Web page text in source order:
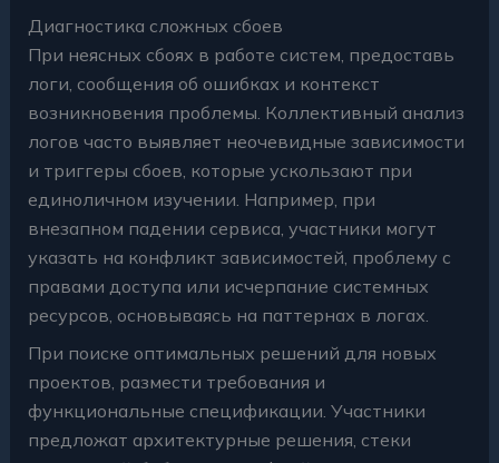
Диагностика сложных сбоев
При неясных сбоях в работе систем, предоставь
логи, сообщения об ошибках и контекст
возникновения проблемы. Коллективный анализ
логов часто выявляет неочевидные зависимости
и триггеры сбоев, которые ускользают при
единоличном изучении. Например, при
внезапном падении сервиса, участники могут
указать на конфликт зависимостей, проблему с
правами доступа или исчерпание системных
ресурсов, основываясь на паттернах в логах.
При поиске оптимальных решений для новых
проектов, размести требования и
функциональные спецификации. Участники
предложат архитектурные решения, стеки